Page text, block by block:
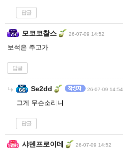
답글
모코코찰스 26-07-09 14:52
보석은 주고가
답글
Se2dd 26-07-09 14:54
그게 무슨소리니
답글
샤덴프로이데 26-07-09 14:52